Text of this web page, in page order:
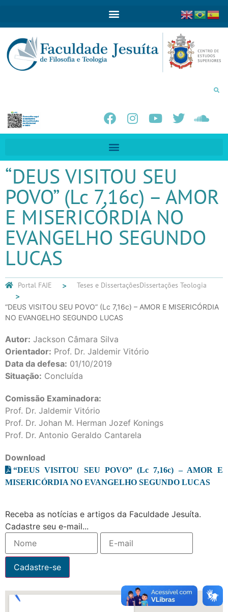
“DEUS VISITOU SEU
POVO” (Lc 7,16c) – AMOR
E MISERICÓRDIA NO
EVANGELHO SEGUNDO
LUCAS
Portal FAJE Teses e DissertaçõesDissertações Teologia
“DEUS VISITOU SEU POVO” (Lc 7,16c) – AMOR E MISERICÓRDIA
NO EVANGELHO SEGUNDO LUCAS
Autor: Jackson Câmara Silva
Orientador: Prof. Dr. Jaldemir Vitório
Data da defesa: 01/10/2019
Situação: Concluída
Comissão Examinadora:
Prof. Dr. Jaldemir Vitório
Prof. Dr. Johan M. Herman Jozef Konings
Prof. Dr. Antonio Geraldo Cantarela
Download
“DEUS VISITOU SEU POVO” (Lc 7,16c) – AMOR E
MISERICÓRDIA NO EVANGELHO SEGUNDO LUCAS
Receba as notícias e artigos da Faculdade Jesuíta.
Cadastre seu e-mail...